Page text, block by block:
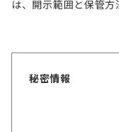
は、開示範囲と保管方
秘密情報